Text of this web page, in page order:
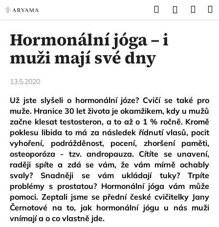
Přejít
na
obsah
Hledat
Hormonální jóga – i
muži mají své dny
13.5.2020
Už jste slyšeli o hormonální józe? Cvičí se také pro
muže. Hranice 30 let života je okamžikem, kdy u mužů
začne klesat testosteron, a to až o 1 % ročně. Kromě
poklesu libida to má za následek řídnutí vlasů, pocit
vyhoření, podrážděnost, pocení, zhoršení paměti,
osteoporóza - tzv. andropauza. Cítíte se unavení,
raději spíte a zdá se vám, že vám mírně ochably
svaly? Snadněji se vám ukládají tuky? Trpíte
problémy s prostatou? Hormonální jóga vám může
pomoci. Zeptali jsme se přední české cvičitelky Jany
Černotové na to, jak hormonální jógu u nás muži
vnímají a o co vlastně jde.
K
o
C
o
p
t
ř
e
b
u
j
e
t
e
n